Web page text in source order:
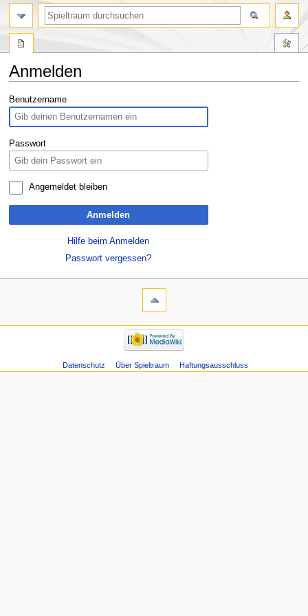
Anmelden
Zur
Navigation
springen
Zur
Suche
springen
Benutzername
Passwort
Angemeldet bleiben
Anmelden
Hilfe beim Anmelden
Passwort vergessen?
Datenschutz Über Spieltraum Haftungsausschluss